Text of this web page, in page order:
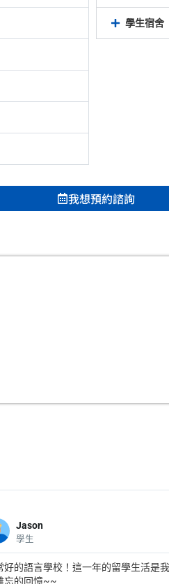
學生宿舍
我想預約諮詢
Jason
學生
好的語言學校！這一年的留學生活是
忘的回憶~~